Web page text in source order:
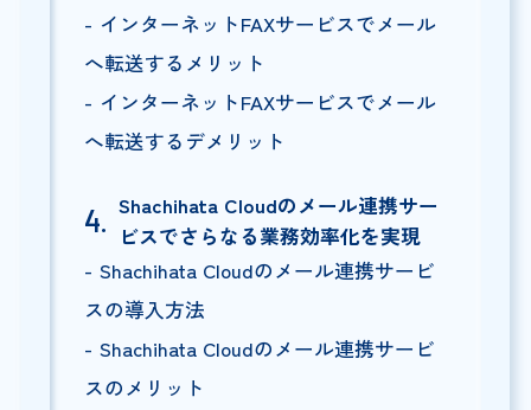
インターネットFAXサービスでメール
へ転送するメリット
インターネットFAXサービスでメール
へ転送するデメリット
Shachihata Cloudのメール連携サー
ビスでさらなる業務効率化を実現
Shachihata Cloudのメール連携サービ
スの導入方法
Shachihata Cloudのメール連携サービ
スのメリット